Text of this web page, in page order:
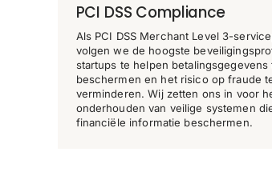
PCI DSS Compliance
Als PCI DSS Merchant Level 3-
volgen we de hoogste
startups te helpen betalingsgegevens
beschermen en het risico op fraude
verminderen. Wij zetten ons in voor
onderhouden van veilige systemen
financiële informatie beschermen.